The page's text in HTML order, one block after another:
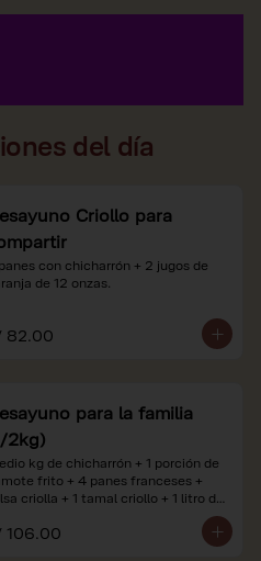
del día
Criollo para
con chicharrón + 2 jugos de
de 12 onzas.
precios están expresados en
e incluyen impuestos de ley y
82.00
para la familia
2kg)
kg de chicharrón + 1 porción de
frito + 4 panes franceses +
criolla + 1 tamal criollo + 1 litro de
precios están expresados en
106.00